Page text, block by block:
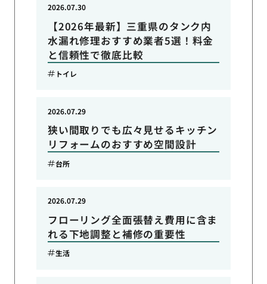
【2026年最新】三重県のタンク内
水漏れ修理おすすめ業者5選！料金
と信頼性で徹底比較
2026.07.30
トイレ
狭い間取りでも広々見せるキッチン
リフォームのおすすめ空間設計
2026.07.29
台所
フローリング全面張替え費用に含ま
れる下地調整と補修の重要性
2026.07.29
生活